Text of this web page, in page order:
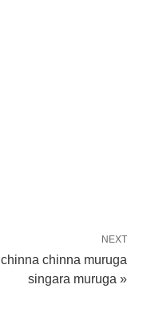
NEXT
chinna muruga
singara muruga »